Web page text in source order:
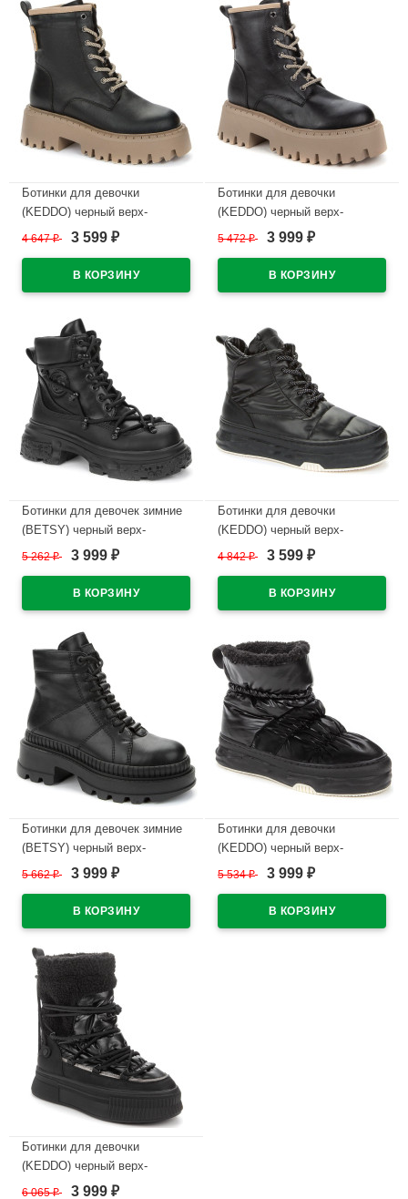
Ботинки для девочки
(KEDDO) черный верх-
искусственная кожа
шерсть артикул 538123/21-02
4 647₽ 3 599 ₽
Ботинки для девочки
(KEDDO) черный верх-
искуственная кожа подкладка
5 472₽ 3 999 ₽
Ботинки для девочек зимние
(BETSY) черный верх-
искусственная кожа
шерсть артикул 938351/01-01
5 262₽ 3 999 ₽
Ботинки для девочки
(KEDDO) черный верх-
искусственная кожа/нейлон
шерсть артикул 538101/02-03
4 842₽ 3 599 ₽
Ботинки для девочек зимние
(BETSY) черный верх-
искусственная кожа
шерсть артикул 938022/07-01
5 662₽ 3 999 ₽
Ботинки для девочки
(KEDDO) черный верх-
искусственная кожа/нейлон
шерсть артикул 838101/27-02
5 534₽ 3 999 ₽
Ботинки для девочки
(KEDDO) черный верх-
искусственная кожа/нейлон
6 065₽ 3 999 ₽